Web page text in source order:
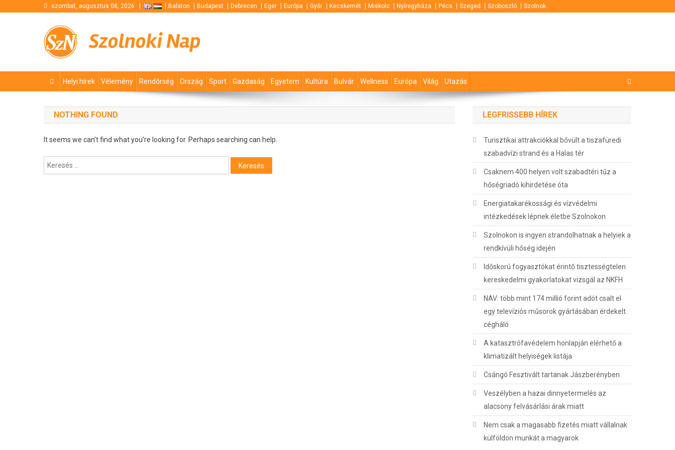
szombat, augusztus 08, 2026 Balaton Budapest Debrecen Eger Európa Győr Kecskemét Miskolc Nyíregyháza Pécs Szeged Szoboszló Szolnok
Szolnoki Nap
Helyi hírek Vélemény Rendőrség Ország Sport Gazdaság Egyetem Kultúra Bulvár Wellness Európa Világ Utazás
NOTHING FOUND
It seems we can’t find what you’re looking for. Perhaps searching can help.
Keresés:
LEGFRISSEBB HÍREK
Turisztikai attrakciókkal bővült a tiszafüredi
szabadvízi strand és a Halas tér
Csaknem 400 helyen volt szabadtéri tűz a
hőségriadó kihirdetése óta
Energiatakarékossági és vízvédelmi
intézkedések lépnek életbe Szolnokon
Szolnokon is ingyen strandolhatnak a helyiek a
rendkívüli hőség idején
Időskorú fogyasztókat érintő tisztességtelen
kereskedelmi gyakorlatokat vizsgál az NKFH
NAV: több mint 174 millió forint adót csalt el
egy televíziós műsorok gyártásában érdekelt
cégháló
A katasztrófavédelem honlapján elérhető a
klimatizált helyiségek listája
Csángó Fesztivált tartanak Jászberényben
Veszélyben a hazai dinnyetermelés az
alacsony felvásárlási árak miatt
Nem csak a magasabb fizetés miatt vállalnak
külföldön munkát a magyarok